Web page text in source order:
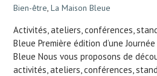
Bien-être, La Maison Bleue
Activités, ateliers, conférences,
Bleue Première édition d’une
Bleue Nous vous proposons de
activités, ateliers, conférences,